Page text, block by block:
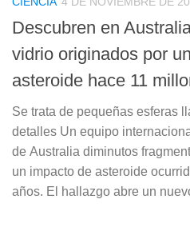
Descubren en
vidrio originados por
asteroide hace 11
Se trata de pequeñas esferas
detalles Un equipo
de Australia diminutos
un impacto de asteroide
años. El hallazgo abre un